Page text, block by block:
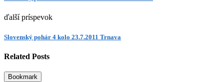
ďalší príspevok
Slovenský pohár 4 kolo 23.7.2011 Trnava
Related Posts
Bookmark